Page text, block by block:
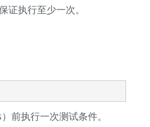
执行至少一次。
前执行一次测试条件。